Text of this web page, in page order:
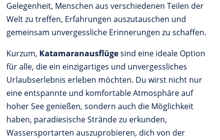
Gelegenheit, Menschen aus verschiedenen Teilen der
Welt zu treffen, Erfahrungen auszutauschen und
gemeinsam unvergessliche Erinnerungen zu schaffen.
Kurzum, Katamaranausflügesind eine ideale Option
für alle, die ein einzigartiges und unvergessliches
Urlaubserlebnis erleben möchten. Du wirst nicht nur
eine entspannte und komfortable Atmosphäre auf
hoher See genießen, sondern auch die Möglichkeit
haben, paradiesische Strände zu erkunden,
Wassersportarten auszuprobieren, dich von der